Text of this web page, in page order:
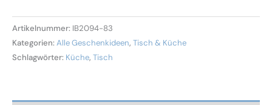
Artikelnummer: IB2094-83
Kategorien: Alle Geschenkideen, Tisch & Küche
Schlagwörter: Küche, Tisch